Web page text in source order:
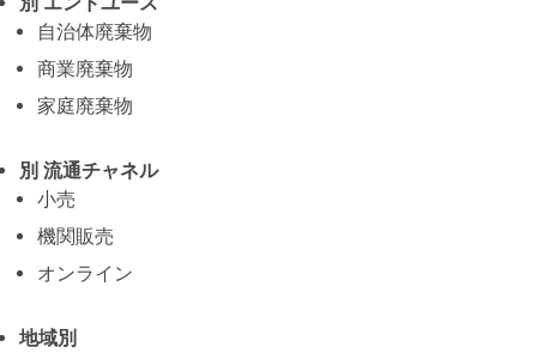
自治体廃棄物
商業廃棄物
家庭廃棄物
別 流通チャネル
小売
機関販売
オンライン
地域別